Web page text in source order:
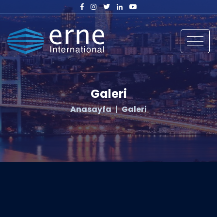
Galeri
Anasayfa Galeri